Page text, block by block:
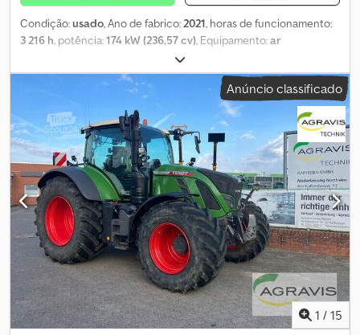
Condição:usado, Ano de fabrico:2021, horas de funcionamento:
3 216 h, potência:174 kW (236,57 cv), Equipamento:ar
condicionado, cabina, tomada de força dianteira
GEN-6 (0010) Trator Fendt (0020) T765 Fendt 724 Vario Gen6,
modelo base (0030) L041 Configuração Profi+ Setting2 (0040)
M038 Pré-filtro de combustível com aquecimento (0050) K040
Terceiro ponto de fixação superior, sistema hidráulico, categoria
3/2/90 (0060) K126 Elevador dianteiro, categoria 2, com sistema
de controle de carga (0070) H181 Bomba hidráulica, 193 l/min
(0080) H020 Válvulas adicionais de duplo efeito 1/1-1/3, traseira,
DUDK (0090) H201 Atuação externa da válvula hidráulica (0100)
H200 Power-Beyond (0110) H165 Retorno dianteiro (0120) H163
Retorno traseiro, sem pressão (0130) H145 Válvula adicional de
duplo efeito 2/1, dianteira (0140) H087 Válvula adicional de duplo
efeito 1/4, traseira, DUDK (0150) C072 Ar condicionado automático
(0160) C219 Luz traseira / pisca-pisca LED (0170) C184 Suspensão
da cabine, pneumática, para maior conforto (0180) C092 Assento
Super Conforto Evolution, dinâmico / DL (0190) C151 Espelhos
retrovisores + espelho de grande angular, elétricos Dcsdpfx
Anúncio classificado
1 / 15